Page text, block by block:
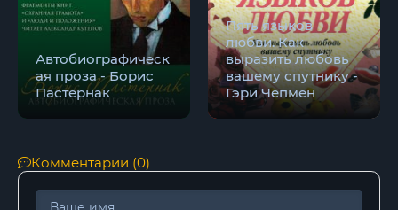
Автобиографическ
ая проза - Борис
Пастернак
Пять языков
любви. Как
выразить любовь
вашему спутнику -
Гэри Чепмен
Комментарии (0)